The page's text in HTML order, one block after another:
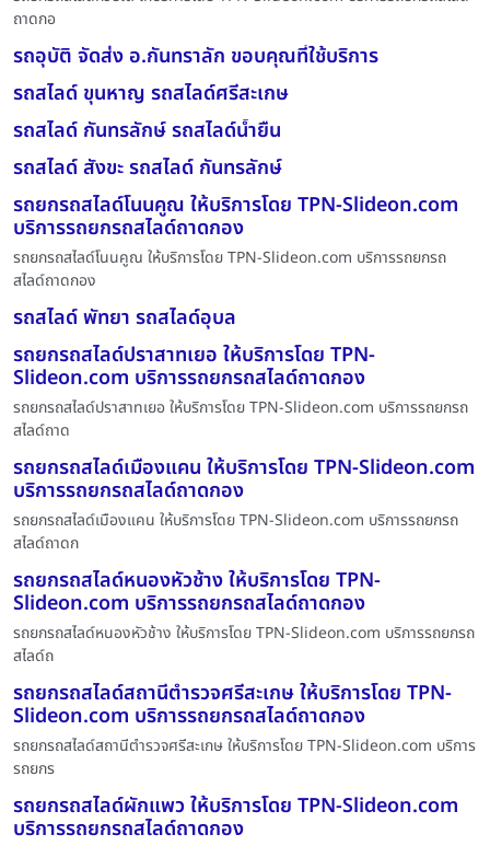
ถาดกอ
รถอุบัติ จัดส่ง อ.กันทราลัก ขอบคุณที่ใช้บริการ
รถสไลด์ ขุนหาญ รถสไลด์ศรีสะเกษ
รถสไลด์ กันทรลักษ์ รถสไลด์น้ำยืน
รถสไลด์ สังขะ รถสไลด์ กันทรลักษ์
รถยกรถสไลด์โนนคูณ ให้บริการโดย TPN-Slideon.com
บริการรถยกรถสไลด์ถาดกอง
รถยกรถสไลด์โนนคูณ ให้บริการโดย TPN-Slideon.com บริการรถยกรถ
สไลด์ถาดกอง
รถสไลด์ พัทยา รถสไลด์อุบล
รถยกรถสไลด์ปราสาทเยอ ให้บริการโดย TPN-
Slideon.com บริการรถยกรถสไลด์ถาดกอง
รถยกรถสไลด์ปราสาทเยอ ให้บริการโดย TPN-Slideon.com บริการรถยกรถ
สไลด์ถาด
รถยกรถสไลด์เมืองแคน ให้บริการโดย TPN-Slideon.com
บริการรถยกรถสไลด์ถาดกอง
รถยกรถสไลด์เมืองแคน ให้บริการโดย TPN-Slideon.com บริการรถยกรถ
สไลด์ถาดก
รถยกรถสไลด์หนองหัวช้าง ให้บริการโดย TPN-
Slideon.com บริการรถยกรถสไลด์ถาดกอง
รถยกรถสไลด์หนองหัวช้าง ให้บริการโดย TPN-Slideon.com บริการรถยกรถ
สไลด์ถ
รถยกรถสไลด์สถานีตำรวจศรีสะเกษ ให้บริการโดย TPN-
Slideon.com บริการรถยกรถสไลด์ถาดกอง
รถยกรถสไลด์สถานีตำรวจศรีสะเกษ ให้บริการโดย TPN-Slideon.com บริการ
รถยกร
รถยกรถสไลด์ผักแพว ให้บริการโดย TPN-Slideon.com
บริการรถยกรถสไลด์ถาดกอง